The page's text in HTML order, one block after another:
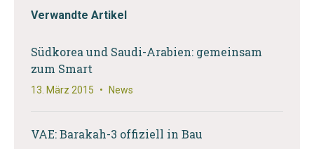
Verwandte Artikel
Südkorea und Saudi-Arabien: gemeinsam
zum Smart
13. März 2015 • News
VAE: Barakah-3 offiziell in Bau